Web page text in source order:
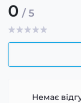
0 / 5
Немає